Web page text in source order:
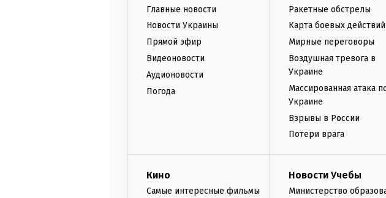
Главные новости
Новости Украины
Прямой эфир
Видеоновости
Аудионовости
Погода
Ракетные обстрелы
Карта боевых действий
Мирные переговоры
Воздушная тревога в
Украине
Массированная атака
Украине
Взрывы в России
Потери врага
Кино
Самые интересные фильмы
Новости Учебы
Министерство